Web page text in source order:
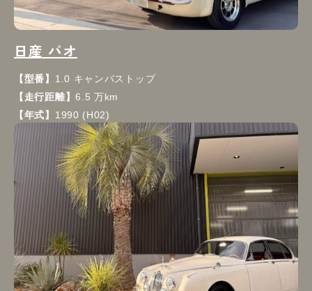
日産 パオ
【型番】 1.0 キャンバストップ
【走行距離】6.5 万km
【年式】 1990 (H02)